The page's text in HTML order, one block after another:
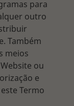
para
outro
Também
meios
ou
e
Termo